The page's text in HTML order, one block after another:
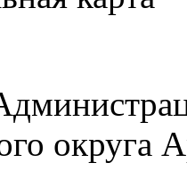
округа